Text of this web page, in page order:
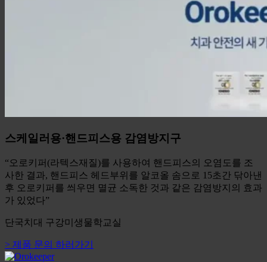
스케일러용·핸드피스용 감염방지구
“오로키퍼(라텍스재질)를 사용하여 핸드피스의 오염도를 조
사한 결과, 핸드피스 헤드부위를 알코올 솜으로 15초간 닦아낸
후 오로키퍼를 씌우면 멸균 소독한 것과 같은 감염방지의 효과
가 있었다”
단국치대 구강미생물학교실
> 제품 문의 하러가기